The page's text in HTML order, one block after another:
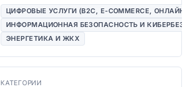
ЦИФРОВЫЕ УСЛУГИ (B2C, E-COMMERCE, ОНЛАЙН-
ИНФОРМАЦИОННАЯ БЕЗОПАСНОСТЬ И
ЭНЕРГЕТИКА И ЖКХ
КАТЕГОРИИ